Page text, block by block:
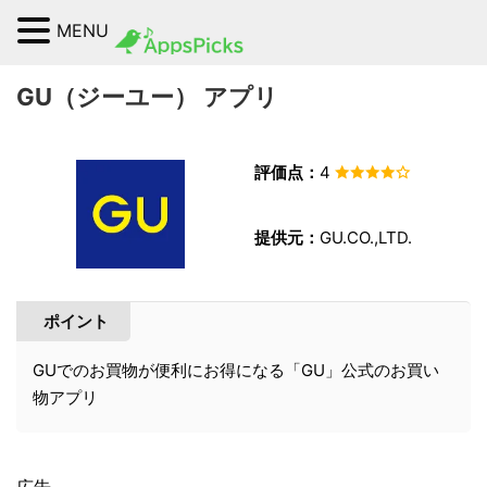
GU（ジーユー） アプリ
評価点： 4
提供元： GU.CO.,LTD.
ポイント
GUでのお買物が便利にお得になる「GU」公式のお買い
物アプリ
MENU